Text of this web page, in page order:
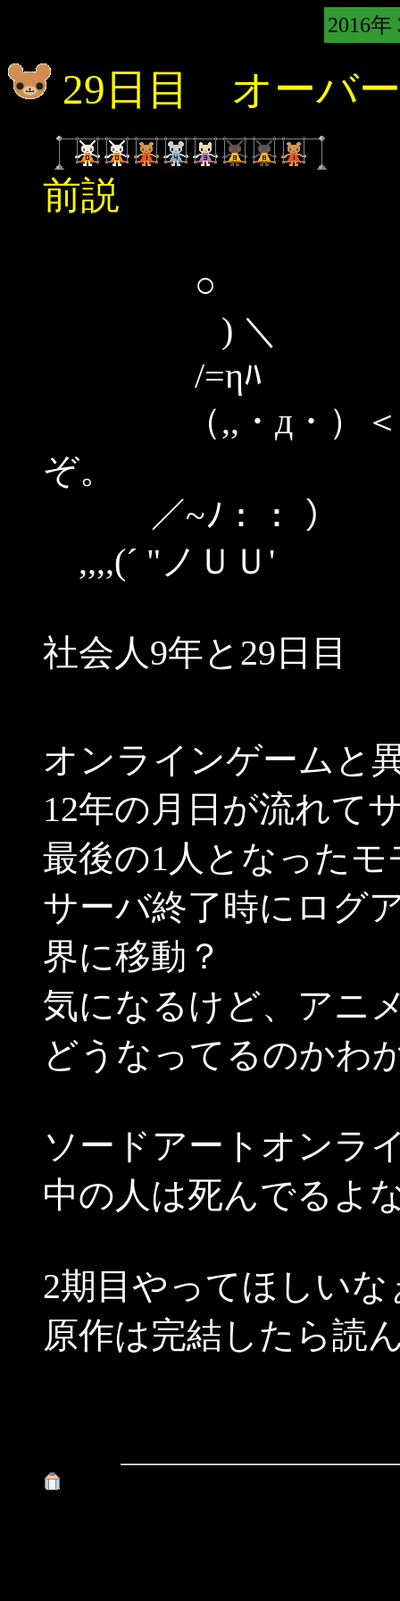
2016年
29日目 オーバ
前説
○
) ＼
/=ηﾊ
（,,・д・）＜で
ぞ。
／~ﾉ：：
,,,,(´ "ノＵＵ'
社会人9年と29日目
オンラインゲームと
12年の月日が流れて
最後の1人となったモ
サーバ終了時にログ
界に移動？
気になるけど、アニ
どうなってるのかわ
ソードアートオンラ
中の人は死んでるよ
2期目やってほしいな
原作は完結したら読